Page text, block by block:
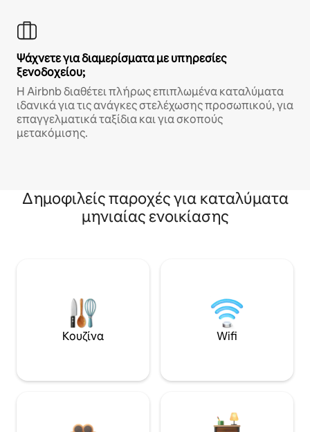
Ψάχνετε για διαμερίσματα με υπηρεσίες
ξενοδοχείου;
Η Airbnb διαθέτει πλήρως επιπλωμένα καταλύματα
ιδανικά για τις ανάγκες στελέχωσης προσωπικού, για
επαγγελματικά ταξίδια και για σκοπούς
μετακόμισης.
Δημοφιλείς παροχές για καταλύματα
μηνιαίας ενοικίασης
Κουζίνα Wifi